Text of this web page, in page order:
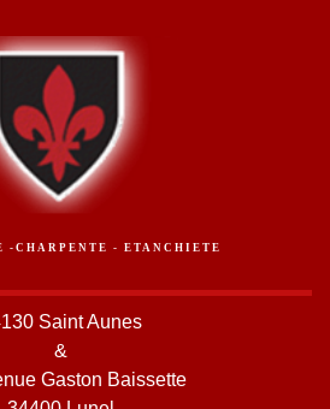
-CHARPENTE - ETANCHIETE
Saint Aunes
&
Gaston Baissette